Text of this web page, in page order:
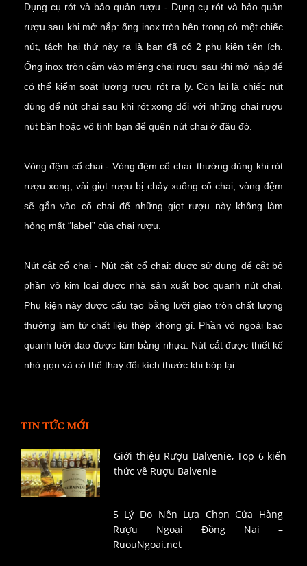
Dụng cụ rót và bảo quản rượu - Dụng cụ rót và bảo quản
rượu sau khi mở nắp: ống inox tròn bên trong có một chiếc
nút, tách hai thứ này ra là bạn đã có 2 phụ kiện tiện ích.
Ống inox tròn cắm vào miệng chai rượu sau khi mở nắp để
có thể kiểm soát lượng rượu rót ra ly. Còn lại là chiếc nút
dùng để nút chai sau khi rót xong đối với những chai rượu
nút bần hoặc vô tình bạn để quên nút chai ở đâu đó.
Vòng đệm cổ chai - Vòng đệm cổ chai: thường dùng khi rót
rượu xong, vài giọt rượu bị chảy xuống cổ chai, vòng đệm
sẽ gắn vào cổ chai để những giọt rượu này không làm
hỏng mất “label” của chai rượu.
Nút cắt cổ chai - Nút cắt cổ chai: được sử dụng để cắt bỏ
phần vỏ kim loại được nhà sản xuất bọc quanh nút chai.
Phụ kiện này được cấu tạo bằng lưỡi giao tròn chất lượng
thường làm từ chất liệu thép không gỉ. Phần vỏ ngoài bao
quanh lưỡi dao được làm bằng nhựa. Nút cắt được thiết kế
nhỏ gọn và có thể thay đổi kích thước khi bóp lại.
TIN TỨC MỚI
Giới thiệu Rượu Balvenie, Top 6 kiến
thức về Rượu Balvenie
5 Lý Do Nên Lựa Chọn Cửa Hàng
Rượu Ngoại Đồng Nai –
RuouNgoai.net